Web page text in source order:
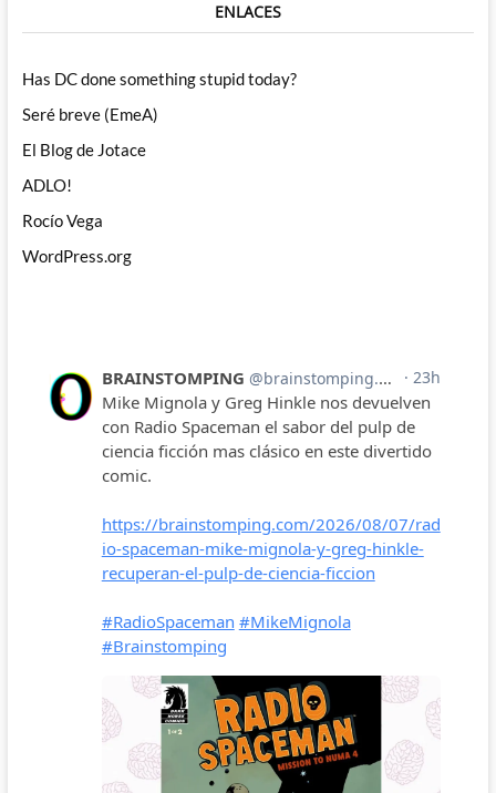
ENLACES
Has DC done something stupid today?
Seré breve (EmeA)
El Blog de Jotace
ADLO!
Rocío Vega
WordPress.org